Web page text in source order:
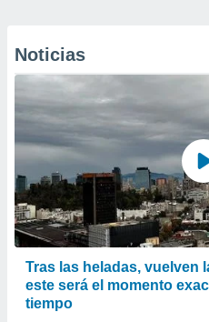
Noticias
Tras las heladas, vuelven
este será el momento
tiempo